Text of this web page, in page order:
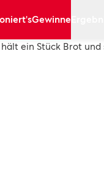
Gewinne